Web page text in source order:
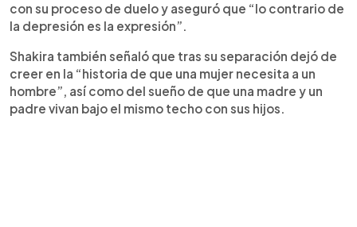
con su proceso de duelo y aseguró que “lo contrario de
la depresión es la expresión”.
Shakira también señaló que tras su separación dejó de
creer en la “historia de que una mujer necesita a un
hombre”, así como del sueño de que una madre y un
padre vivan bajo el mismo techo con sus hijos.